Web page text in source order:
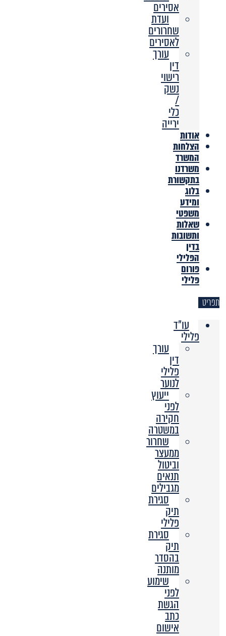
אסירים
ועדת
שחרורים
לאסירים
עורך
דין
רישוי
נשק
/
כלי
ירייה
אודות
הצלחות
המשרד
משרדנו
בתקשורת
בלוג
ומידע
משפטי
שאלות
ותשובות
בדין
הפלילי
פורום
פלילי
תפריט
עו"ד
פלילי
עורך
דין
פלילי
לנוער
ייעוץ
לפני
חקירה
במשטרה
שחרור
ממעצר
וביטול
תנאים
מגבילים
סגירת
תיק
פלילי
סגירת
תיק
בהסדר
מותנה
שימוע
לפני
הגשת
כתב
אישום